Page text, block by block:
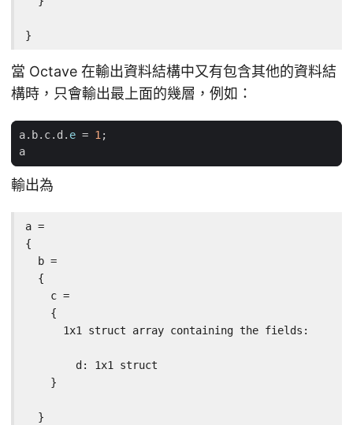
}
當 Octave 在輸出資料結構中又有包含其他的資料結
構時，只會輸出最上面的幾層，例如：
a. b. c. d . e = 1;
a
輸出為
a =
{
  b =
  {
    c =
    {
      1x1 struct array containing the fields:
        d: 1x1 struct
    }
  }